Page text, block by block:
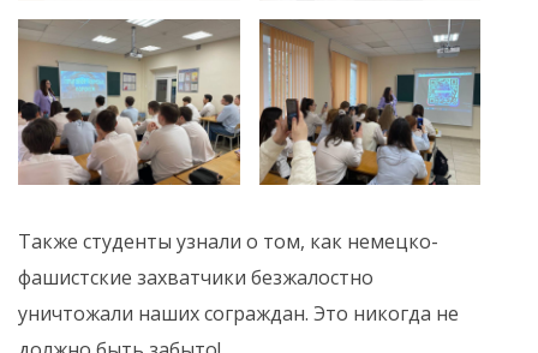
Также студенты узнали о том, как немецко-
фашистские захватчики безжалостно
уничтожали наших сограждан. Это никогда не